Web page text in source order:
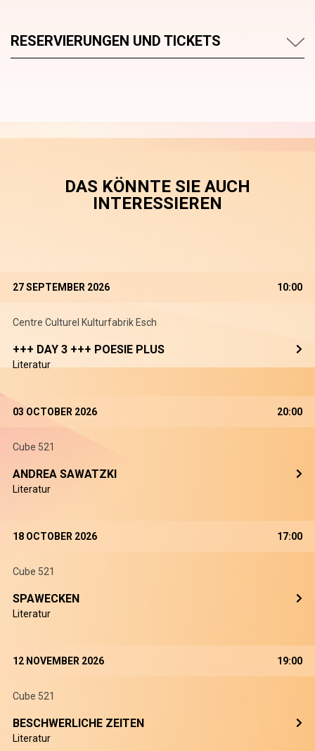
RESERVIERUNGEN UND TICKETS
DAS KÖNNTE SIE AUCH
INTERESSIEREN
27 SEPTEMBER 2026 10:00
Centre Culturel Kulturfabrik Esch
+++ DAY 3 +++ POESIE PLUS
Literatur
03 OCTOBER 2026 20:00
Cube 521
ANDREA SAWATZKI
Literatur
18 OCTOBER 2026 17:00
Cube 521
SPAWECKEN
Literatur
12 NOVEMBER 2026 19:00
Cube 521
BESCHWERLICHE ZEITEN
Literatur